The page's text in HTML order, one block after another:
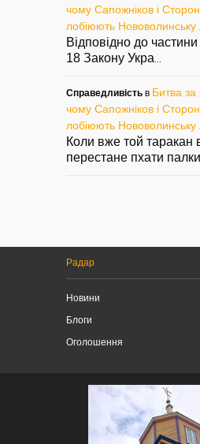
чому Сапожніков і
лобіюють Нововолинську
Відповідно до частини
18 Закону Укра
Справедливість в Битва за
чому Сапожніков і
лобіюють Нововолинську
Коли вже той таракан
перестане пхати палки
Радар
Новини
Блоги
Оголошення